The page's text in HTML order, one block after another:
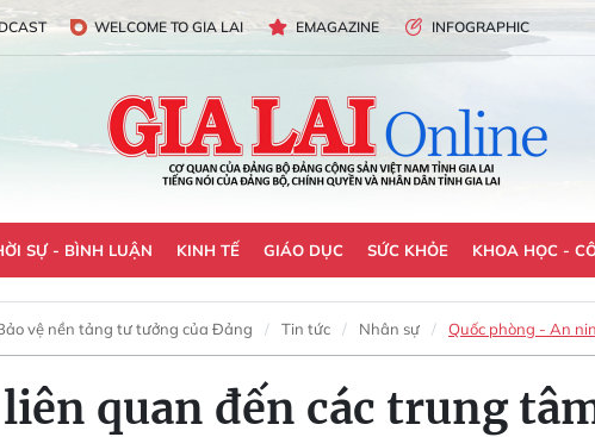
WELCOME TO GIA LAI EMAGAZINE INFOGRAPHIC
SỰ - BÌNH LUẬN KINH TẾ GIÁO DỤC SỨC KHỎE KHOA HỌC -
vệ nền tảng tư tưởng của Đảng Tin tức Nhân sự Quốc phòng - An
quan đến các trung